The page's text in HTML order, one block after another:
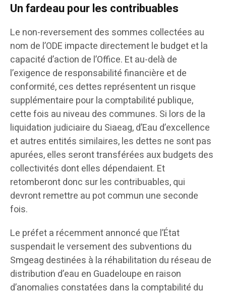
Un fardeau pour les contribuables
Le non-reversement des sommes collectées au
nom de l’ODE impacte directement le budget et la
capacité d’action de l’Office. Et au-delà de
l’exigence de responsabilité financière et de
conformité, ces dettes représentent un risque
supplémentaire pour la comptabilité publique,
cette fois au niveau des communes. Si lors de la
liquidation judiciaire du Siaeag, d’Eau d’excellence
et autres entités similaires, les dettes ne sont pas
apurées, elles seront transférées aux budgets des
collectivités dont elles dépendaient. Et
retomberont donc sur les contribuables, qui
devront remettre au pot commun une seconde
fois.
Le préfet a récemment annoncé que l’État
suspendait le versement des subventions du
Smgeag destinées à la réhabilitation du réseau de
distribution d’eau en Guadeloupe en raison
d’anomalies constatées dans la comptabilité du